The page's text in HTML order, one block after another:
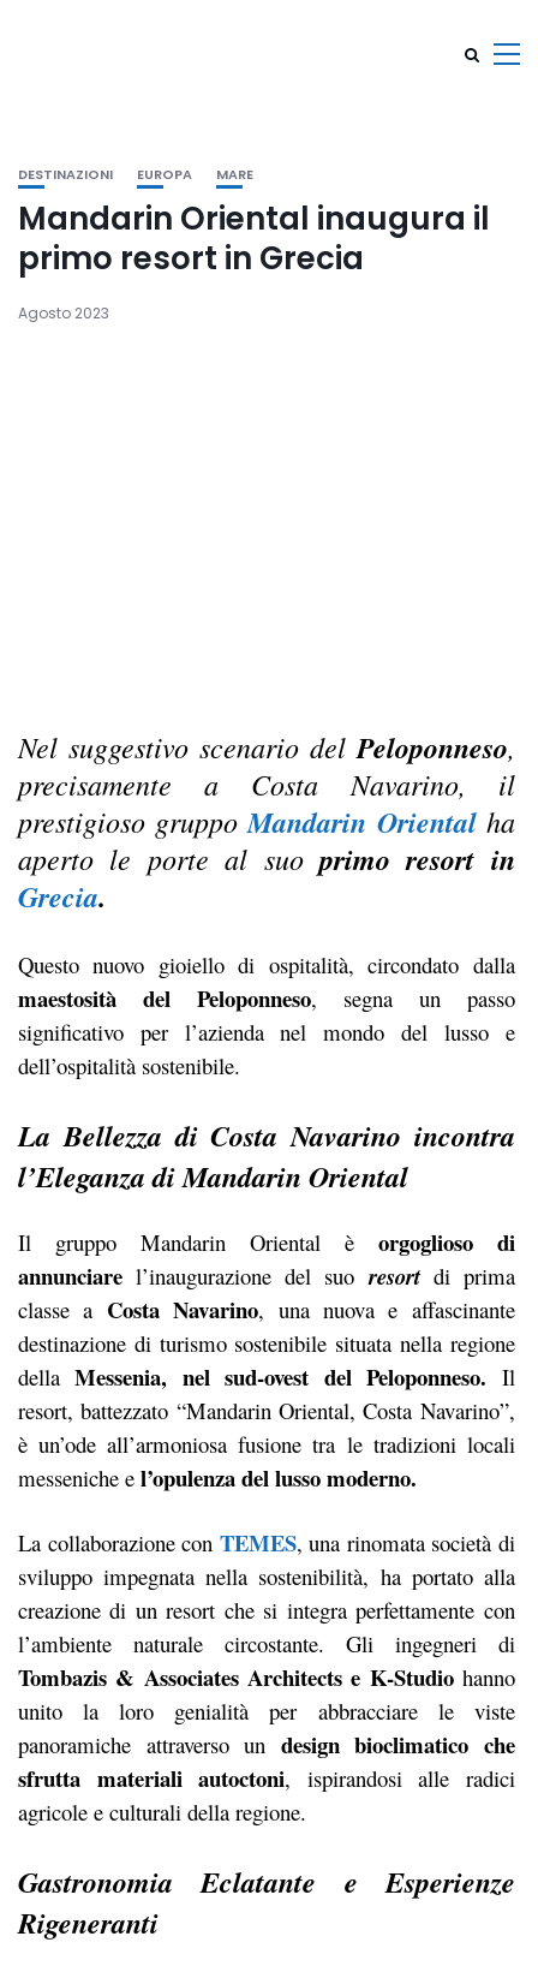
DESTINAZIONI EUROPA MARE
Mandarin Oriental inaugura il
primo resort in Grecia
Agosto 2023
Nel suggestivo scenario del Peloponneso,
precisamente a Costa Navarino, il
prestigioso gruppoMandarin Orientalha
aperto le porte al suoprimo resort in
Grecia.
Questo nuovo gioiello di ospitalità, circondato dalla
maestosità del Peloponneso, segna un passo
significativo per l’azienda nel mondo del lusso e
dell’ospitalità sostenibile.
La Bellezza di Costa Navarino incontra
l’Eleganza di Mandarin Oriental
Il gruppo Mandarin Oriental è orgoglioso di
annunciare l’inaugurazione del suoresortdi prima
classe a Costa Navarino, una nuova e affascinante
destinazione di turismo sostenibile situata nella regione
dellaMessenia, nel sud-ovest del Peloponneso. Il
resort, battezzato “Mandarin Oriental, Costa Navarino”,
è un’ode all’armoniosa fusione tra le tradizioni locali
messeniche e l’opulenza del lusso moderno.
La collaborazione con TEMES, una rinomata società di
sviluppo impegnata nella sostenibilità, ha portato alla
creazione di un resort che si integra perfettamente con
l’ambiente naturale circostante. Gli ingegneri di
Tombazis & Associates Architects e K-Studiohanno
unito la loro genialità per abbracciare le viste
panoramiche attraverso un design bioclimatico che
sfrutta materiali autoctoni, ispirandosi alle radici
agricole e culturali della regione.
Gastronomia Eclatante e Esperienze
Rigeneranti